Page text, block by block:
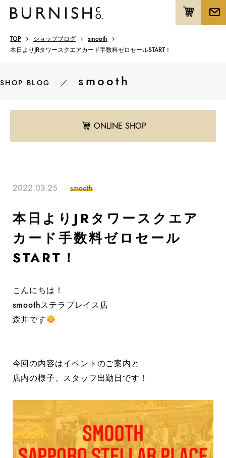
TOP ショップブログ
smooth
本日よりJRタワースクエアカード手数料ゼロセールSTART！
SHOP BLOG ／ smooth
ONLINE SHOP
2022.03.25 smooth
本日よりJRタワースクエア
カード手数料ゼロセール
START！
こんにちは！
smoothステラプレイス店
森井です
今回の内容はイベントのご案内と
店内の様子、スタッフ出勤日です！